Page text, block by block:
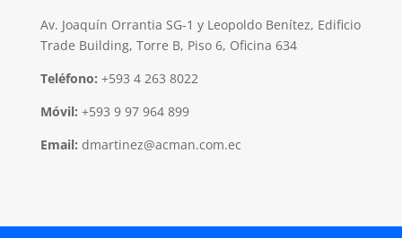
Av. Joaquín Orrantia SG-1 y Leopoldo Benítez, Edificio
Trade Building, Torre B, Piso 6, Oficina 634
Teléfono: +593 4 263 8022
Móvil: +593 9 97 964 899
Email: dmartinez@acman.com.ec